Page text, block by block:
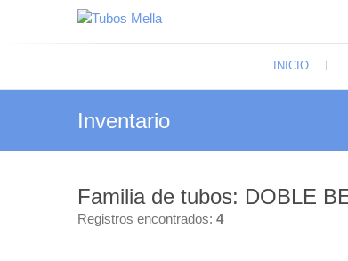
Tubos Mella
INICIO
Inventario
Familia de tubos: DOBLE
Registros encontrados: 4